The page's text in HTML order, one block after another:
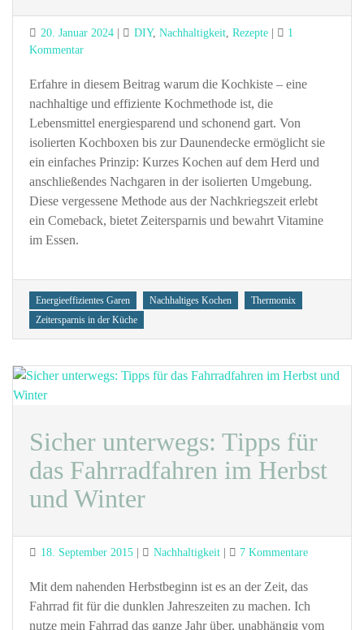
Posted
on
20. Januar 2024 Categories
DIY, Nachhaltigkeit, Rezepte
1
Kommentarzu
kochen
mit
der
Kochkiste
Erfahre in diesem Beitrag warum die Kochkiste – eine
nachhaltige und effiziente Kochmethode ist, die
Lebensmittel energiesparend und schonend gart. Von
isolierten Kochboxen bis zur Daunendecke ermöglicht sie
ein einfaches Prinzip: Kurzes Kochen auf dem Herd und
anschließendes Nachgaren in der isolierten Umgebung.
Diese vergessene Methode aus der Nachkriegszeit erlebt
ein Comeback, bietet Zeitersparnis und bewahrt Vitamine
im Essen.
Tags
Energieeffizientes Garen Nachhaltiges Kochen
Thermomix
Zeitersparnis in der Küche
Sicher unterwegs: Tipps für
das Fahrradfahren im Herbst
und Winter
Posted
18. September 2015 Categories
Nachhaltigkeit 7 Kommentarezu
unterwegs:
Tipps
Mit dem nahenden Herbstbeginn ist es an der Zeit, das
Fahrrad fit für die dunklen Jahreszeiten zu machen. Ich
nutze mein Fahrrad das ganze Jahr über, unabhängig vom